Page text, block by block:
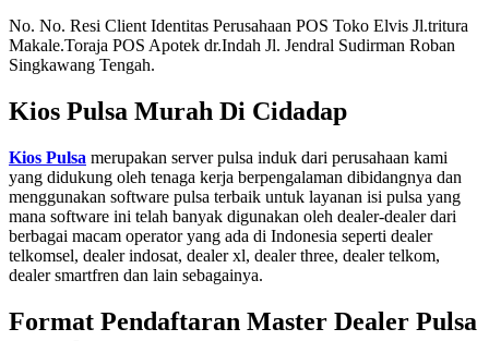
No. No. Resi Client Identitas Perusahaan POS Toko Elvis Jl.tritura
Makale.Toraja POS Apotek dr.Indah Jl. Jendral Sudirman Roban
Singkawang Tengah.
Kios Pulsa Murah Di Cidadap
Kios Pulsa merupakan server pulsa induk dari perusahaan kami
yang didukung oleh tenaga kerja berpengalaman dibidangnya dan
menggunakan software pulsa terbaik untuk layanan isi pulsa yang
mana software ini telah banyak digunakan oleh dealer-dealer dari
berbagai macam operator yang ada di Indonesia seperti dealer
telkomsel, dealer indosat, dealer xl, dealer three, dealer telkom,
dealer smartfren dan lain sebagainya.
Format Pendaftaran Master Dealer Pulsa